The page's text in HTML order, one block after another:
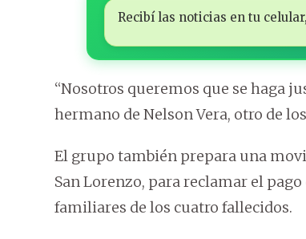
Recibí las noticias en tu
“Nosotros queremos que se haga
hermano de Nelson Vera, otro de
El grupo también prepara una
San Lorenzo, para reclamar el
familiares de los cuatro fallecidos.